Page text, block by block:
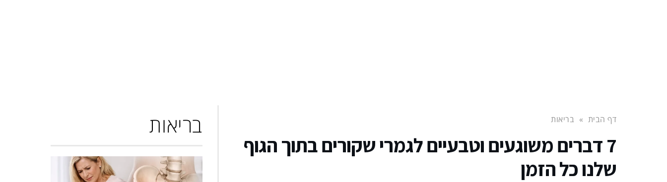
דף הבית » בריאות
7 דברים משוגעים וטבעיים לגמרי שקורים בתוך הגוף
שלנו כל הזמן
בריאות